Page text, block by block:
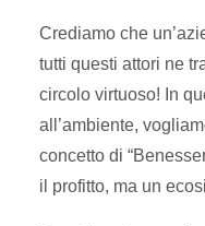
Crediamo che
tutti questi attori ne
circolo virtuoso! In
all’ambiente,
concetto di
il profitto, ma un